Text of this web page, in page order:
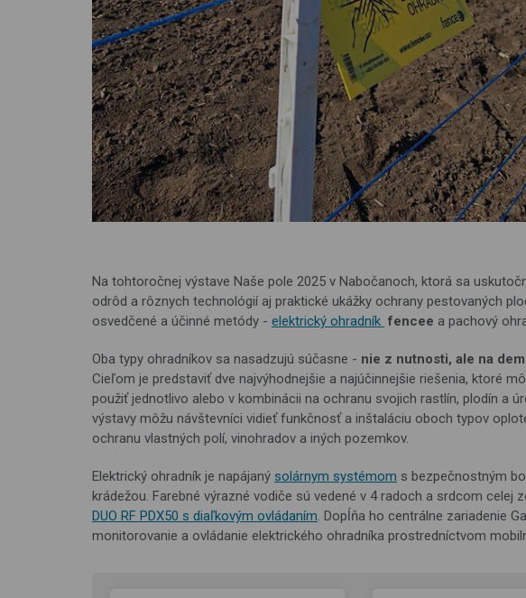
Na tohtoročnej výstave Naše pole 2025 v Nabočanoch, ktorá sa
odrôd a rôznych technológií aj praktické ukážky ochrany pestovaných
osvedčené a účinné metódy - elektrický ohradník fencee a pachový
Oba typy ohradníkov sa nasadzujú súčasne - nie z nutnosti, ale na
Cieľom je predstaviť dve najvýhodnejšie a najúčinnejšie riešenia, ktoré
použiť jednotlivo alebo v kombinácii na ochranu svojich rastlín, plodín a
výstavy môžu návštevníci vidieť funkčnosť a inštaláciu oboch typov
ochranu vlastných polí, vinohradov a iných pozemkov.
Elektrický ohradník je napájaný solárnym systémom s bezpečnostným
krádežou. Farebné výrazné vodiče sú vedené v 4 radoch a srdcom celej
DUO RF PDX50 s diaľkovým ovládaním. Dopĺňa ho centrálne zariadenie
monitorovanie a ovládanie elektrického ohradníka prostredníctvom